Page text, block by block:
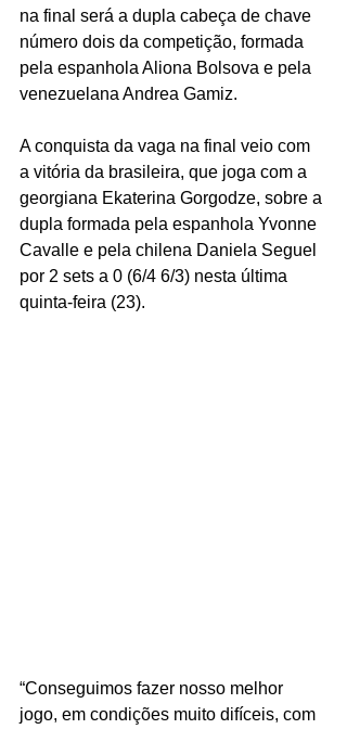
na final será a dupla cabeça de chave
número dois da competição, formada
pela espanhola Aliona Bolsova e pela
venezuelana Andrea Gamiz.
A conquista da vaga na final veio com
a vitória da brasileira, que joga com a
georgiana Ekaterina Gorgodze, sobre a
dupla formada pela espanhola Yvonne
Cavalle e pela chilena Daniela Seguel
por 2 sets a 0 (6/4 6/3) nesta última
quinta-feira (23).
“Conseguimos fazer nosso melhor
jogo, em condições muito difíceis, com